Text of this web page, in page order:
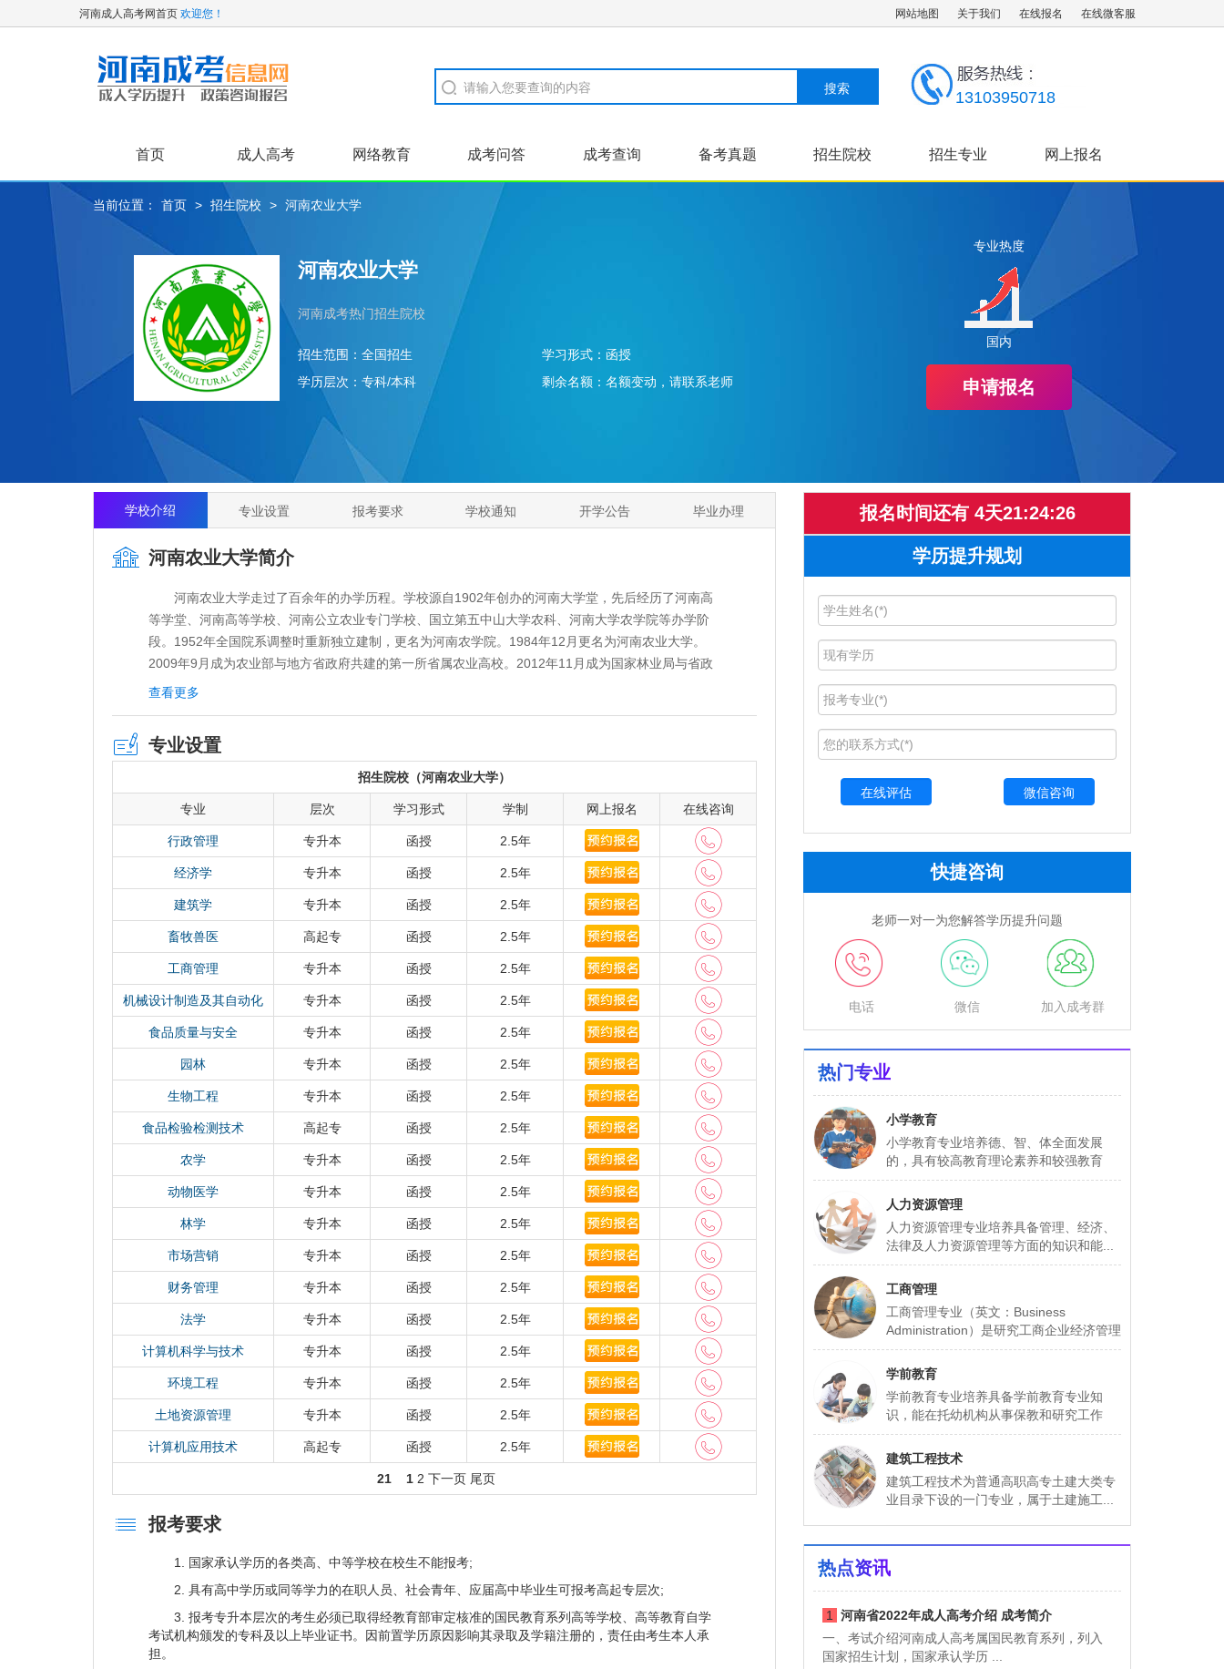
河南成人高考网首页 欢迎您！ 网站地图 关于我们 在线报名 在线微客服
13103950718
首页 成人高考 网络教育 成考问答 成考查询 备考真题 招生院校 招生专业 网上报名
关于我们 高起专 专升本 证书样本
当前位置： 首页 > 招生院校 > 河南农业大学
河南农业大学
河南成考热门招生院校
招生范围： 全国招生 学习形式： 函授
学历层次： 专科/本科 剩余名额： 名额变动，请联系老师
专业热度
国内
申请报名
学校介绍 专业设置 报考要求 学校通知 开学公告 毕业办理
河南农业大学简介
河南农业大学走过了百余年的办学历程。学校源自1902年创办的河南大学堂，先后经历了河南高
等学堂、河南高等学校、河南公立农业专门学校、国立第五中山大学农科、河南大学农学院等办学阶
段。1952年全国院系调整时重新独立建制，更名为河南农学院。1984年12月更名为河南农业大学。
2009年9月成为农业部与地方省政府共建的第一所省属农业高校。2012年11月成为国家林业局与省政
府共建高校。2013年5月学校牵头的河南粮食作物协同创新中心入选国家首批“2011计划”。
点，25个博士点，80个硕士点，30个专业学位硕士点，84个本科专业(方向)。各类在校生32000多
学校在职教职员工1804人。其中教授、副教授等高级专业技术职务664人，博士学位539人;中国
工程院院士1人，国家杰出青年科学基金获得者1人，教育部长江学者特聘教授2人，“新世纪百千万人
才工程”国家级人选8人，省“百人计划”人选2人，中原学者7人，河南省特聘教授16人;获国家“中华农业
英才奖”专家2人，国家有突出贡献中青年专家3人，国家骨干教师2人，享受国务院特殊津贴专家41
人，农业部现代农业产业技术岗位科学家10人。
学校建有国家“2011计划”河南粮食作物协同创新中心、国家小麦工程技术研究中心、省部共建小
麦玉米作物学国家重点实验室、新农村发展研究院、郑州国家玉米改良分中心、教育部作物生长发育
调控重点实验室、农业部农村可再生能源重点开放实验室、国家烟草栽培生理生化研究基地等34个国
家和省部级研究中心、重点实验室、研究基地。
学校建有郑州市文化路、龙子湖和许昌新区三个校区，占地面积5000亩。建有两地三校区互联、
全方位覆盖的信息网络环境，以及数字化校园综合应用信息共享平台、国家农村信息化综合服务平
台。
学校面向国家和地方经济社会发展需求，长期以来为国家粮食安全和地方经济社会发展作出积极
贡献。近年来，学校坚持科学发展，坚持规模与内涵并重，以改革为动力，以学科建设为龙头，突出
办学特色，正在努力建设一所以生命科学及其相关基础学科为先导、以农业科学为优势、特色明显的
教学研究型大学，努力成为河南高级农业人才的培养基地、农业科技创新的依托基地、农业高新技术
的孵化基地、农业发展战略的研究基地。
河南农业大学于1963年开始举办成人教育，是我省最早举办成人教育的高等学校之一，学校始终
把成人教育作为学校工作的重要组成部分，近年来，成教事业有了长足发展。根据社会需要多渠道、
多层次、多形式办学，举办有成人高等教育、自学考试和非学历继续教育培训。其中成人高等学历教
育设有高起本、专升本、专科三个层次，35个专业,目前本科层次的在册生人数4487人，专科层次的在
册生人数4611人，合计9098人。
继续教育学院是河南农业大学继续教育的主管部门和办学机构，下设办公室、教务科、培训中
心、招生办等管理部门。为大力发展成教事业，学校自筹资金1000多万元，于1995年和1998年建成了
两幢建筑面积1万多平方米，集教学、住宿、办公为一体的继续教育大楼，内设1300多个床位，25个
大、中、小教室和现代化的多媒体室、语音室、计算机室等。极大地改善了继续教育办学条件。
长期以来，河南农业大学继续教育注重在提高教育教学质量上狠下功夫，严格教学质量管理，在
专业设置、教学管理、学风建设等方面严格按继续教育规律办事。加强学生管理，建立了一整套有利
于学生发展和成材的管理办法和规章制度。
1996年国家教委、省教委对全国普通高等学校举办的函授、夜大教育进行质量评估中，河南农业
大学被评为;优秀学校;;2004年在河南省教育厅组织的普通高校成人教育检查评估中被评为;优秀等次。
联系地址：郑州市文化路95号河南农业大学继续教育学院
查看更多
专业设置
招生院校（河南农业大学）
专业 层次 学习形式 学制 网上报名 在线咨询
行政管理 专升本 函授 2.5年
经济学 专升本 函授 2.5年
建筑学 专升本 函授 2.5年
畜牧兽医 高起专 函授 2.5年
工商管理 专升本 函授 2.5年
机械设计制造及其自动化 专升本 函授 2.5年
食品质量与安全 专升本 函授 2.5年
园林 专升本 函授 2.5年
生物工程 专升本 函授 2.5年
食品检验检测技术 高起专 函授 2.5年
农学 专升本 函授 2.5年
动物医学 专升本 函授 2.5年
林学 专升本 函授 2.5年
市场营销 专升本 函授 2.5年
财务管理 专升本 函授 2.5年
法学 专升本 函授 2.5年
计算机科学与技术 专升本 函授 2.5年
环境工程 专升本 函授 2.5年
土地资源管理 专升本 函授 2.5年
计算机应用技术 高起专 函授 2.5年
21 1 2 下一页 尾页
报考要求
1. 国家承认学历的各类高、中等学校在校生不能报考;
2. 具有高中学历或同等学力的在职人员、社会青年、应届高中毕业生可报考高起专层次;
3. 报考专升本层次的考生必须已取得经教育部审定核准的国民教育系列高等学校、高等教育自学
考试机构颁发的专科及以上毕业证书。因前置学历原因影响其录取及学籍注册的，责任由考生本人承
担。
报名时间还有 4天21:24:25
学历提升规划
微信咨询
快捷咨询
老师一对一为您解答学历提升问题
电话 微信 加入成考群
热门专业
小学教育
小学教育专业培养德、智、体全面发展
的，具有较高教育理论素养和较强教育
实...
人力资源管理
人力资源管理专业培养具备管理、经济、
法律及人力资源管理等方面的知识和能...
工商管理
工商管理专业（英文：Business
Administration）是研究工商企业经济管理
基本...
学前教育
学前教育专业培养具备学前教育专业知
识，能在托幼机构从事保教和研究工作
的...
建筑工程技术
建筑工程技术为普通高职高专土建大类专
业目录下设的一门专业，属于土建施工...
热点资讯
1
河南省2022年成人高考介绍 成考简介
一、考试介绍河南成人高考属国民教育系列，列入
国家招生计划，国家承认学历 ...